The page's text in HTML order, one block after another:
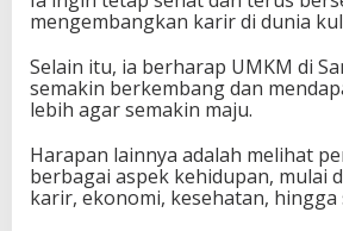
mengembangkan karir di dunia
Selain itu, ia berharap UMKM di
semakin berkembang dan
lebih agar semakin maju.
Harapan lainnya adalah melihat
berbagai aspek kehidupan, mulai
karir, ekonomi, kesehatan, hingga